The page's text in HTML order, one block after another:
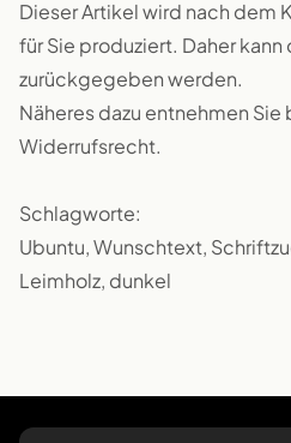
Dieser Artikel wird nach dem
für Sie produziert. Daher kann
zurückgegeben werden.
Näheres dazu entnehmen
Widerrufsrecht.
Schlagworte:
Ubuntu, Wunschtext,
Leimholz, dunkel